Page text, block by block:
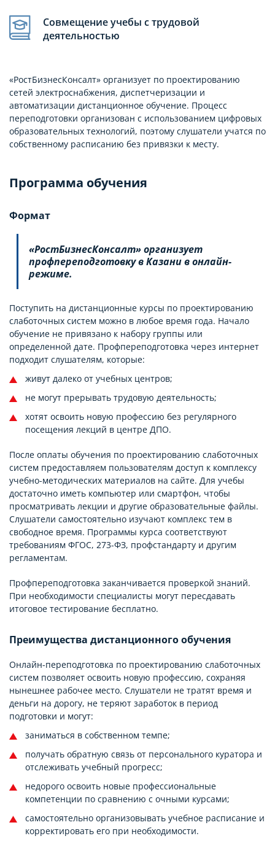
Совмещение учебы с трудовой
деятельностью
«РостБизнесКонсалт» организует по проектированию
сетей электроснабжения, диспетчеризации и
автоматизации дистанционное обучение. Процесс
переподготовки организован с использованием цифровых
образовательных технологий, поэтому слушатели учатся по
собственному расписанию без привязки к месту.
Программа обучения
Формат
«РостБизнесКонсалт» организует
профпереподготовку в Казани в онлайн-
режиме.
Поступить на дистанционные курсы по проектированию
слаботочных систем можно в любое время года. Начало
обучение не привязано к набору группы или
определенной дате. Профпереподготовка через интернет
подходит слушателям, которые:
живут далеко от учебных центров;
не могут прерывать трудовую деятельность;
хотят освоить новую профессию без регулярного
посещения лекций в центре ДПО.
После оплаты обучения по проектированию слаботочных
систем предоставляем пользователям доступ к комплексу
учебно-методических материалов на сайте. Для учебы
достаточно иметь компьютер или смартфон, чтобы
просматривать лекции и другие образовательные файлы.
Слушатели самостоятельно изучают комплекс тем в
свободное время. Программы курса соответствуют
требованиям ФГОС, 273-ФЗ, профстандарту и другим
регламентам.
Профпереподготовка заканчивается проверкой знаний.
При необходимости специалисты могут пересдавать
итоговое тестирование бесплатно.
Преимущества дистанционного обучения
Онлайн-переподготовка по проектированию слаботочных
систем позволяет освоить новую профессию, сохраняя
нынешнее рабочее место. Слушатели не тратят время и
деньги на дорогу, не теряют заработок в период
подготовки и могут:
заниматься в собственном темпе;
получать обратную связь от персонального куратора и
отслеживать учебный прогресс;
недорого освоить новые профессиональные
компетенции по сравнению с очными курсами;
самостоятельно организовывать учебное расписание и
корректировать его при необходимости.